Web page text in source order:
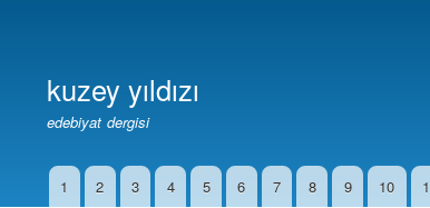
kuzey yıldızı
edebiyat dergisi
İkincil1 2 3 4 5 6 7 8 9 10